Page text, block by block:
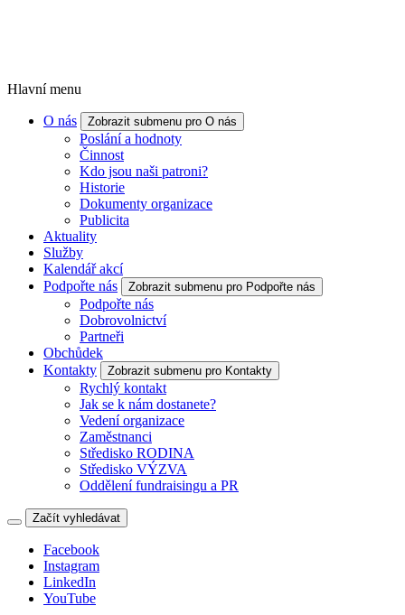
Hlavní menu
O nás Zobrazit submenu pro O nás
Poslání a hodnoty
Činnost
Kdo jsou naši patroni?
Historie
Dokumenty organizace
Publicita
Aktuality
Služby
Kalendář akcí
Podpořte nás
Zobrazit submenu pro Podpořte nás
Podpořte nás
Dobrovolnictví
Partneři
Obchůdek
Kontakty
Zobrazit submenu pro Kontakty
Rychlý kontakt
Jak se k nám dostanete?
Vedení organizace
Zaměstnanci
Středisko RODINA
Středisko VÝZVA
Oddělení fundraisingu a PR
Začít vyhledávat
Facebook
Instagram
LinkedIn
YouTube